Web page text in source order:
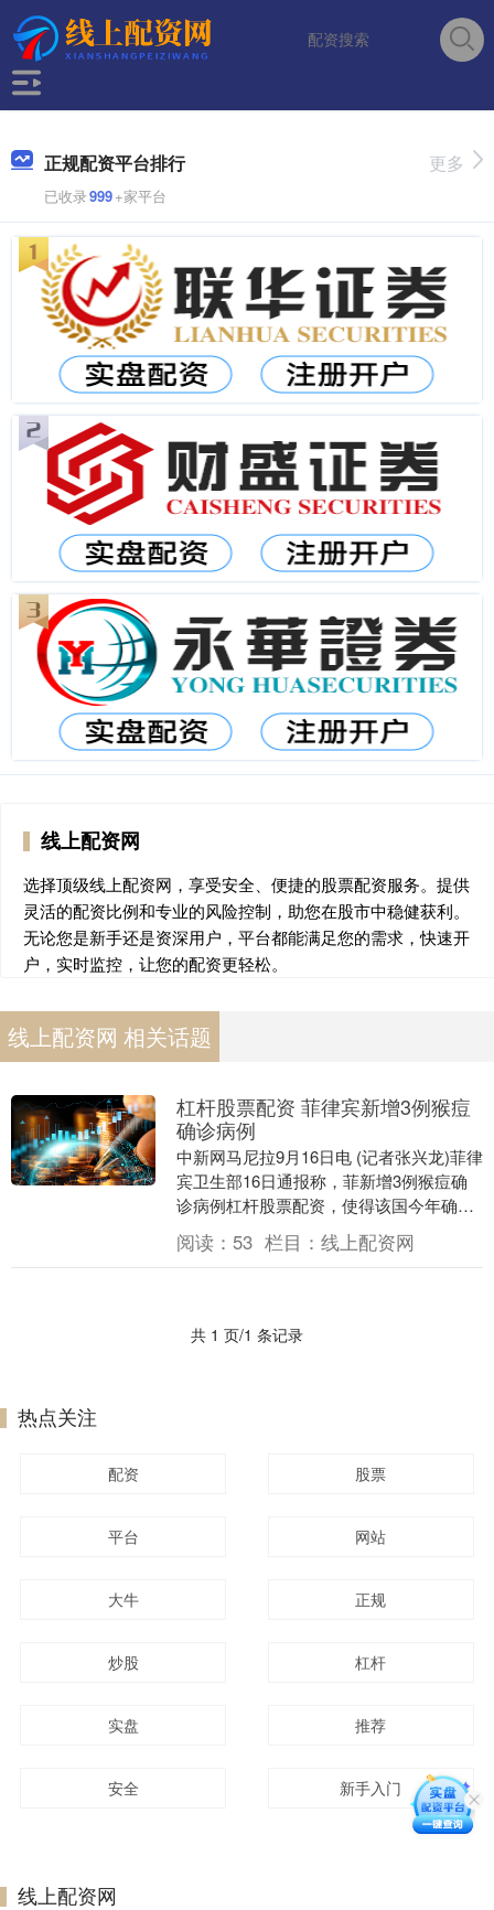
正规配资平台排行
已收录999+家平台
更多
线上配资网
选择顶级线上配资网，享受安全、便捷的股票配资服务。提供
灵活的配资比例和专业的风险控制，助您在股市中稳健获利。
无论您是新手还是资深用户，平台都能满足您的需求，快速开
户，实时监控，让您的配资更轻松。
线上配资网 相关话题
杠杆股票配资 菲律宾新增3例猴痘
确诊病例
中新网马尼拉9月16日电 (记者张兴龙)菲律
宾卫生部16日通报称，菲新增3例猴痘确
诊病例杠杆股票配资，使得该国今年确诊
病例总数达到18例。 菲律宾卫生部表示，
新....
阅读： 53 栏目： 线上配资网
共 1 页/1 条记录
热点关注
配资 股票
平台 网站
大牛 正规
炒股 杠杆
实盘 推荐
安全 新手入门
线上配资网